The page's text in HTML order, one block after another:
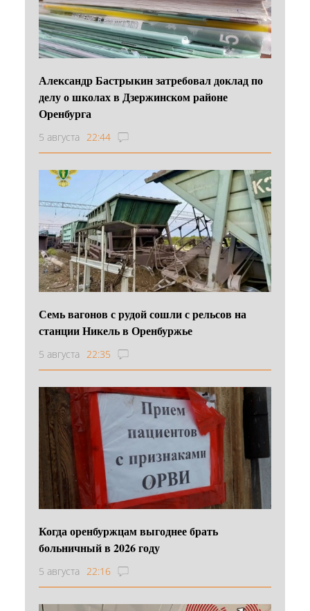
Александр Бастрыкин затребовал доклад по
делу о школах в Дзержинском районе
Оренбурга
5 августа 22:44
Семь вагонов с рудой сошли с рельсов на
станции Никель в Оренбуржье
5 августа 22:35
Когда оренбуржцам выгоднее брать
больничный в 2026 году
5 августа 22:16